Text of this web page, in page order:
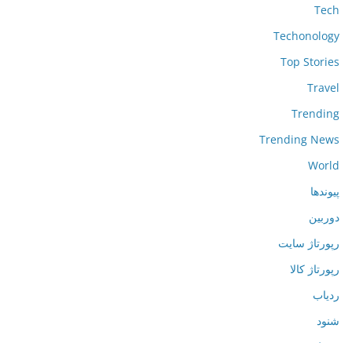
Tech
Techonology
Top Stories
Travel
Trending
Trending News
World
پیوندها
دوربین
رپورتاژ سایت
رپورتاژ کالا
ردیاب
شنود